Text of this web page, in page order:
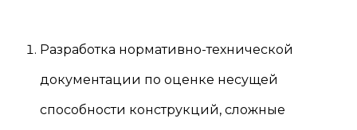
Разработка нормативно-технической
документации по оценке несущей
способности конструкций, сложные